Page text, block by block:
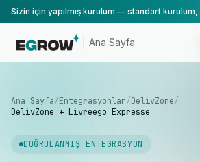
Ana Sayfa
Ana Sayfa/Entegrasyonlar/DelivZone/
DelivZone + Livreego Expresse
DOĞRULANMIŞ ENTEGRASYON